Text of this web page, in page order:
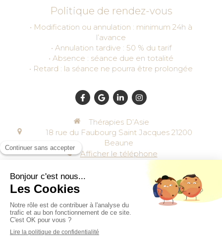
Politique de rendez-vous
• Modification ou annulation : minimum 24h à
l’avance
• Annulation tardive : 50 % du tarif
• Absence : séance due en totalité
• Retard : la séance ne pourra être prolongée
Thérapies D’Asie
18 rue du Faubourg Saint Jacques 21200
Beaune
Afficher le téléphone
Mentions légales & politique de confidentialité
Création et référencement du site par Simplébo